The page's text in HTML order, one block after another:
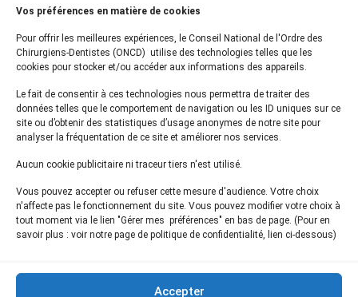
Vos préférences en matière de cookies
Pour offrir les meilleures expériences, le Conseil National de l'Ordre des
Chirurgiens-Dentistes (ONCD) utilise des technologies telles que les
cookies pour stocker et/ou accéder aux informations des appareils.
Le fait de consentir à ces technologies nous permettra de traiter des
données telles que le comportement de navigation ou les ID uniques sur ce
site ou d’obtenir des statistiques d’usage anonymes de notre site pour
analyser la fréquentation de ce site et améliorer nos services.
Aucun cookie publicitaire ni traceur tiers n'est utilisé.
Vous pouvez accepter ou refuser cette mesure d'audience. Votre choix
n'affecte pas le fonctionnement du site. Vous pouvez modifier votre choix à
tout moment via le lien "Gérer mes préférences" en bas de page. (Pour en
savoir plus : voir notre page de politique de confidentialité, lien ci-dessous)
Accepter
01 44 34 78 80
courrier@oncd.org
Actualités
Presse
Informations légales
Plan du site
Inscrivez-vous à notrenewsletter